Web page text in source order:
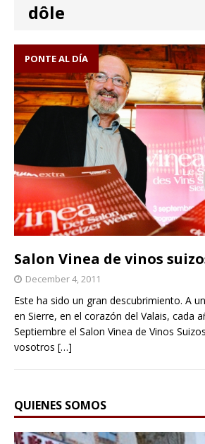
dôle
PONTE AL DÍA
Salon Vinea de vinos
December 4, 2011
Este ha sido un gran descubrimiento. A
en Sierre, en el corazón del Valais, cada
Septiembre el Salon Vinea de Vinos
vosotros […]
QUIENES SOMOS